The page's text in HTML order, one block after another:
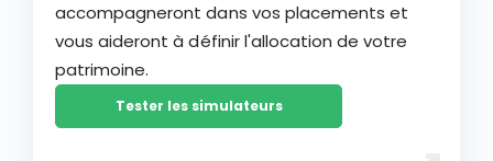
accompagneront dans vos placements et
vous aideront à définir l'allocation de votre
patrimoine.
Tester les simulateurs